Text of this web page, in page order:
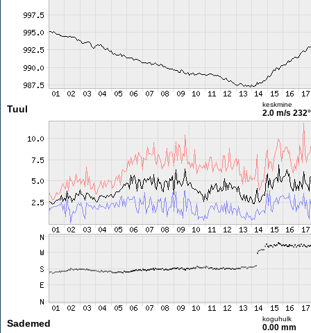
Tuul keskmine
2.0 m/s 232°
Sademed koguhulk
0.00 mm